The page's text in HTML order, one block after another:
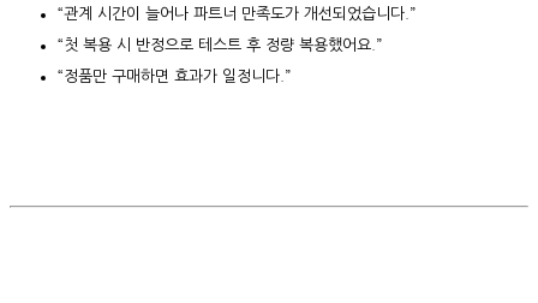
“관계 시간이 늘어나 파트너 만족도가 개선되었습니다.”
“첫 복용 시 반정으로 테스트 후 정량 복용했어요.”
“정품만 구매하면 효과가 일정니다.”